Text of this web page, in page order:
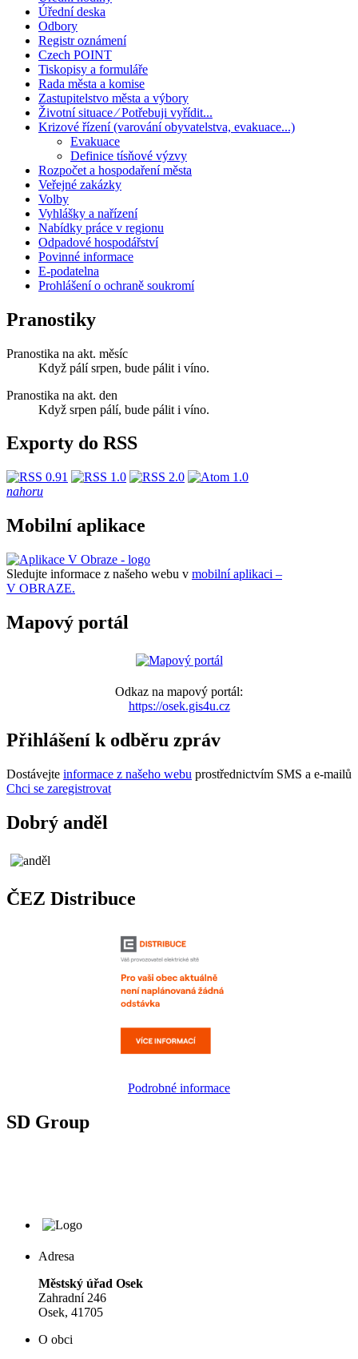
Úřední deska
Odbory
Registr oznámení
Czech POINT
Tiskopisy a formuláře
Rada města a komise
Zastupitelstvo města a výbory
Životní situace ⁄ Potřebuji vyřídit...
Krizové řízení (varování obyvatelstva, evakuace...)
Evakuace
Definice tísňové výzvy
Rozpočet a hospodaření města
Veřejné zakázky
Volby
Vyhlášky a nařízení
Nabídky práce v regionu
Odpadové hospodářství
Povinné informace
E-podatelna
Prohlášení o ochraně soukromí
Pranostiky
Pranostika na akt. měsíc
Když pálí srpen, bude pálit i víno.
Pranostika na akt. den
Když srpen pálí, bude pálit i víno.
Exporty do RSS
nahoru
Mobilní aplikace
Sledujte informace z našeho webu v mobilní aplikaci –
V OBRAZE.
Mapový portál
Odkaz na mapový portál:
https://osek.gis4u.cz
Přihlášení k odběru zpráv
Dostávejte informace z našeho webu prostřednictvím SMS a e-mailů
Chci se zaregistrovat
Dobrý anděl
ČEZ Distribuce
Podrobné informace
SD Group
Adresa
Městský úřad Osek
Zahradní 246
Osek, 41705
O obci